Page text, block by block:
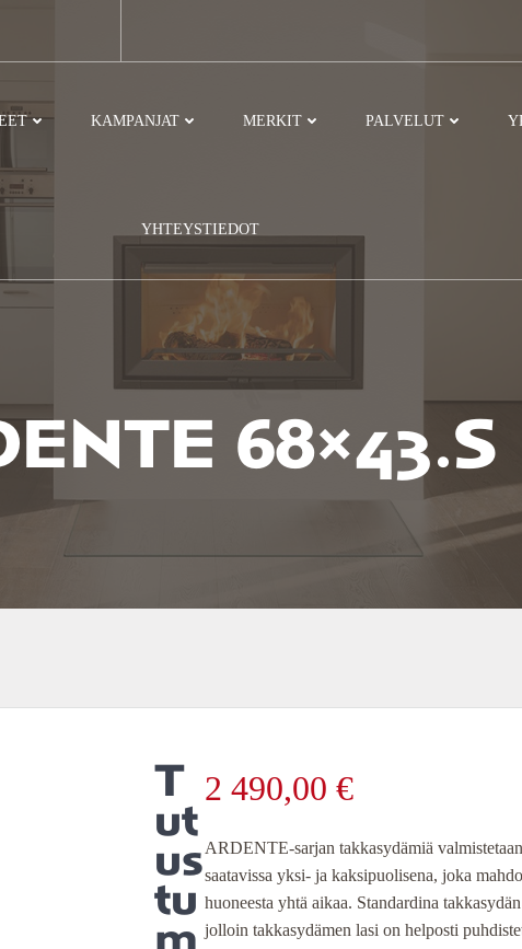
KAMPANJAT MERKIT PALVELUT
YHTEYSTIEDOT
68×43.S
2 490,00 €
ARDENTE-sarjan takkasydämiä
saatavissa yksi- ja kaksipuolisena, joka
huoneesta yhtä aikaa. Standardina
jolloin takkasydämen lasi on helposti
T
ut
us
tu
m